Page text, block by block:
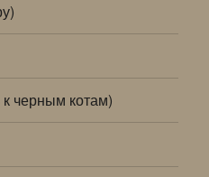
черным котам)